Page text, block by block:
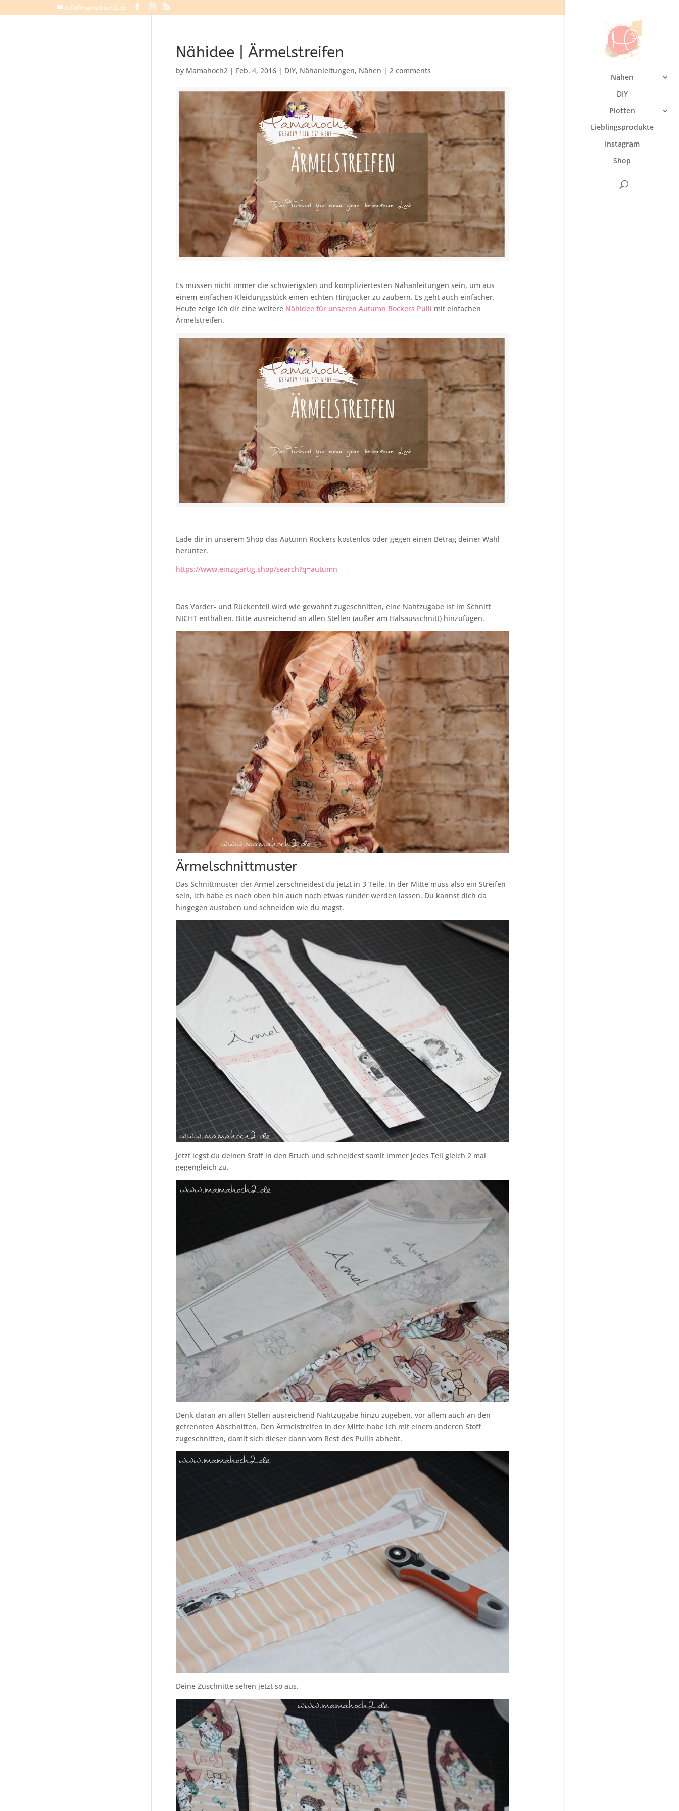
info@mamahoch2.de
Nähen
DIY
Plotten
Lieblingsprodukte
Instagram
Shop
Nähidee | Ärmelstreifen
by Mamahoch2 | Feb. 4, 2016 | DIY, Nähanleitungen, Nähen |2 comments
Es müssen nicht immer die schwierigsten und kompliziertesten Nähanleitungen sein, um aus
einem einfachen Kleidungsstück einen echten Hingucker zu zaubern. Es geht auch einfacher.
Heute zeige ich dir eine weitere Nähidee für unseren Autumn Rockers Pulli mit einfachen
Ärmelstreifen.
Lade dir in unserem Shop das Autumn Rockers kostenlos oder gegen einen Betrag deiner Wahl
herunter.
https://www.einzigartig.shop/search?q=autumn
Das Vorder- und Rückenteil wird wie gewohnt zugeschnitten, eine Nahtzugabe ist im Schnitt
NICHT enthalten. Bitte ausreichend an allen Stellen (außer am Halsausschnitt) hinzufügen.
Ärmelschnittmuster
Das Schnittmuster der Ärmel zerschneidest du jetzt in 3 Teile. In der Mitte muss also ein Streifen
sein, ich habe es nach oben hin auch noch etwas runder werden lassen. Du kannst dich da
hingegen austoben und schneiden wie du magst.
Jetzt legst du deinen Stoff in den Bruch und schneidest somit immer jedes Teil gleich 2 mal
gegengleich zu.
Denk daran an allen Stellen ausreichend Nahtzugabe hinzu zugeben, vor allem auch an den
getrennten Abschnitten. Den Ärmelstreifen in der Mitte habe ich mit einem anderen Stoff
zugeschnitten, damit sich dieser dann vom Rest des Pullis abhebt.
Deine Zuschnitte sehen jetzt so aus.